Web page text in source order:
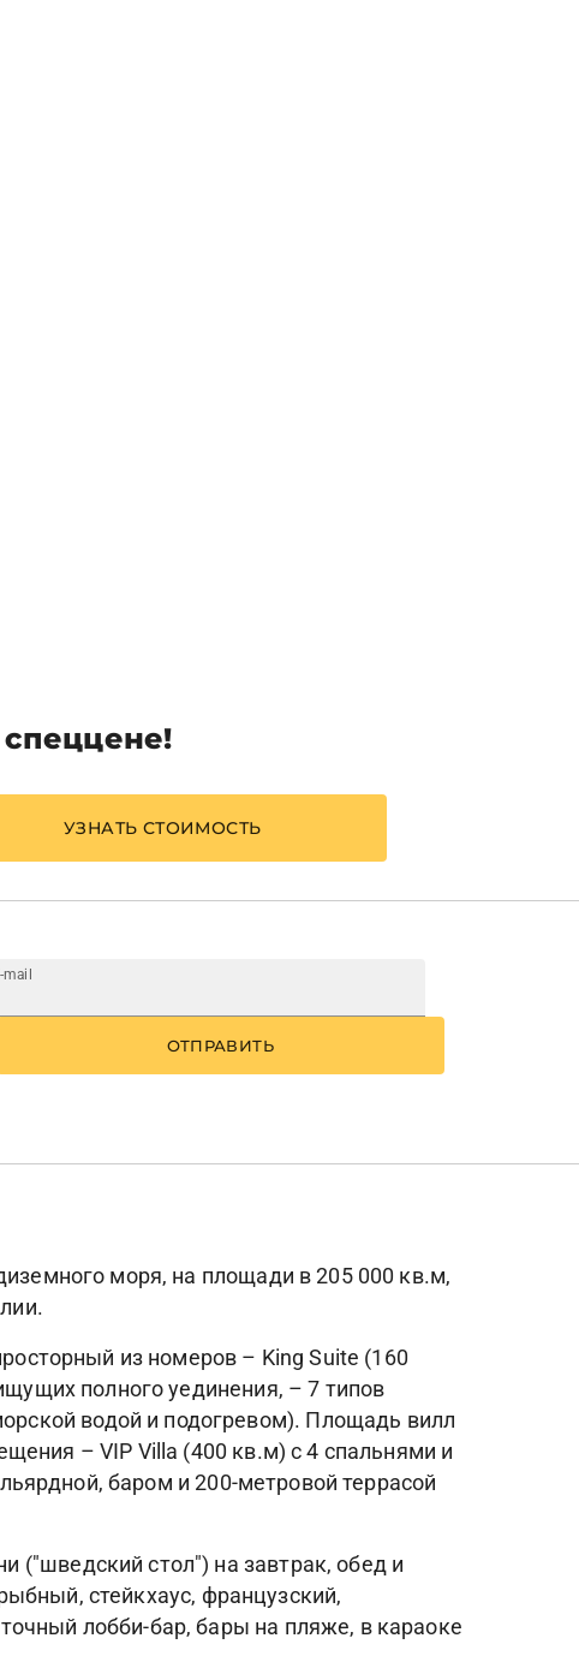
УЗНАТЬ СТОИМОСТЬ
mail
ОТПРАВИТЬ
моря, на площади в 205 000 кв.м,
из номеров – King Suite (160
полного уединения, – 7 типов
водой и подогревом). Площадь вилл
– VIP Villa (400 кв.м) с 4 спальнями и
баром и 200-метровой террасой
("шведский стол") на завтрак, обед и
стейкхаус, французский,
лобби-бар, бары на пляже, в караоке